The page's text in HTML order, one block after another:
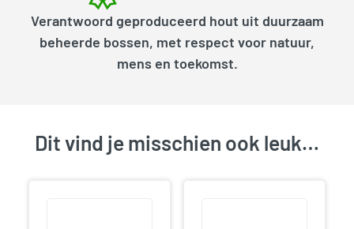
Verantwoord geproduceerd hout uit duurzaam
beheerde bossen, met respect voor natuur,
mens en toekomst.
Dit vind je misschien ook leuk…